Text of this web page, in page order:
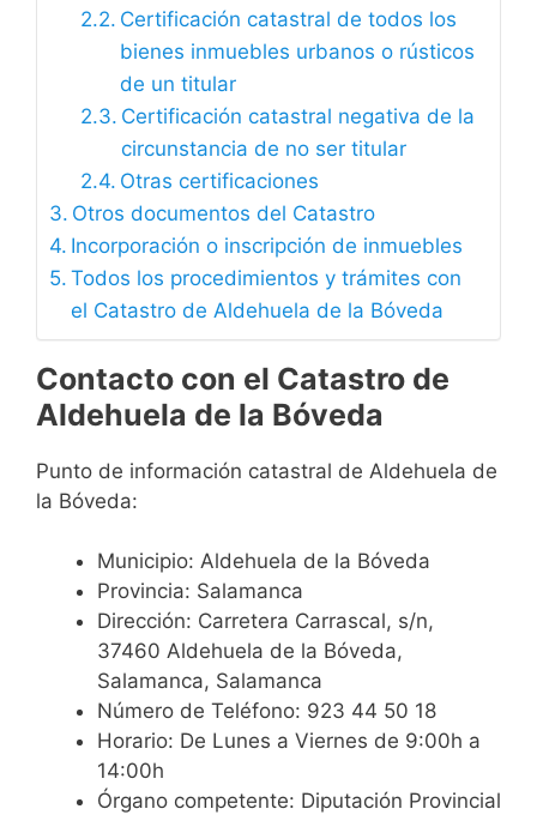
Certificación catastral de todos los
bienes inmuebles urbanos o rústicos
de un titular
Certificación catastral negativa de la
circunstancia de no ser titular
Otras certificaciones
Otros documentos del Catastro
Incorporación o inscripción de inmuebles
Todos los procedimientos y trámites con
el Catastro de Aldehuela de la Bóveda
Contacto con el Catastro de
Aldehuela de la Bóveda
Punto de información catastral de Aldehuela de
la Bóveda:
Municipio: Aldehuela de la Bóveda
Provincia: Salamanca
Dirección: Carretera Carrascal, s/n,
37460 Aldehuela de la Bóveda,
Salamanca, Salamanca
Número de Teléfono: 923 44 50 18
Horario: De Lunes a Viernes de 9:00h a
14:00h
Órgano competente: Diputación Provincial